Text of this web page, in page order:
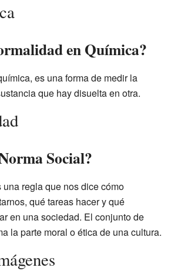
en Química?
es una forma de medir la
que hay disuelta en otra.
Social?
una regla que nos dice cómo
qué tareas hacer y qué
en una sociedad. El conjunto de
la parte moral o ética de una cultura.